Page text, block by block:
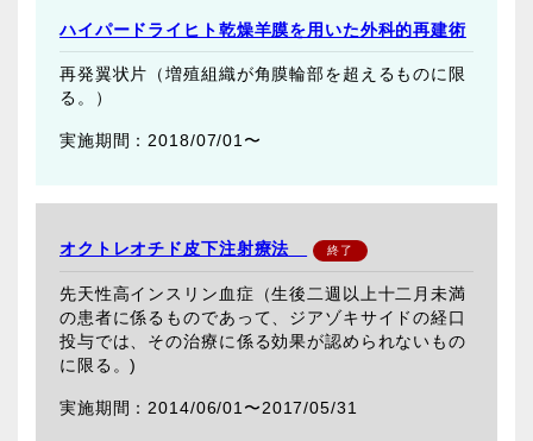
ハイパードライヒト乾燥羊膜を用いた外科的再建術
再発翼状片（増殖組織が角膜輪部を超えるものに限
る。）
2018/07/01〜
オクトレオチド皮下注射療法
先天性高インスリン血症（生後二週以上十二月未満
の患者に係るものであって、ジアゾキサイドの経口
投与では、その治療に係る効果が認められないもの
に限る。)
2014/06/01〜2017/05/31